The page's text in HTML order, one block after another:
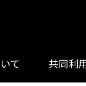
て 共同利